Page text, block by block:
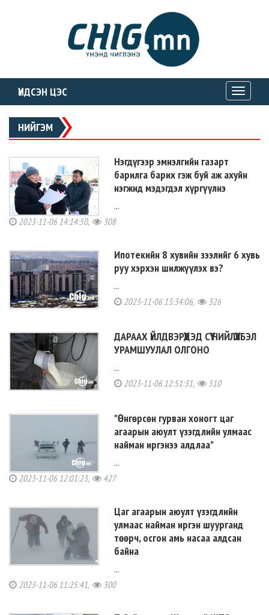
ҮНДСЭН ЦЭС
Toggle
НИЙГЭМ
Нэгдүгээр эмнэлгийн газарт
барилга барих гэж буй аж ахуйн
нэгжид мэдэгдэл хүргүүлнэ
...
2023-11-06 14:14:50, 308
Ипотекийн 8 хувийн зээлийг 6 хувь
руу хэрхэн шилжүүлэх вэ?
...
2023-11-06 13:34:06, 326
ДАРААХ ҮЙЛДВЭРҮҮДЭД СҮҮ НИЙЛҮҮЛБЭЛ
УРАМШУУЛАЛ ОЛГОНО
...
2023-11-06 12:51:31, 510
"Өнгөрсөн гурван хоногт цаг
агаарын аюулт үзэгдлийн улмаас
найман иргэнээ алдлаа"
...
2023-11-06 12:01:23, 427
Цаг агаарын аюулт үзэгдлийн
улмаас найман иргэн шуурганд
төөрч, осгон амь насаа алдсан
байна
...
2023-11-06 11:25:41, 300